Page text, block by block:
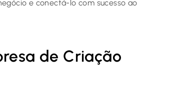
e conectá-lo com sucesso ao
de Criação